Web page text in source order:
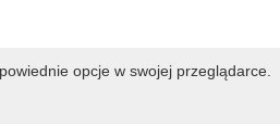
opcje w swojej przeglądarce.